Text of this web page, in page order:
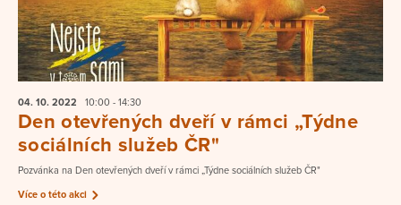
04. 10. 2022 10:00 - 14:30
Den otevřených dveří v rámci „Týdne
sociálních služeb ČR"
Pozvánka na Den otevřených dveří v rámci „Týdne sociálních služeb ČR"
Více o této akci